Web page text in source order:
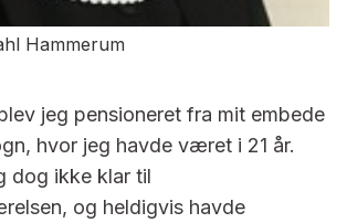
Hammerum
jeg pensioneret fra mit embede
hvor jeg havde været i 21 år.
dog ikke klar til
og heldigvis havde